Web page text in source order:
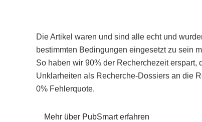
Die Artikel waren und sind alle echt und
bestimmten Bedingungen eingesetzt zu sein
So haben wir 90% der Recherchezeit
Unklarheiten als Recherche-Dossiers an die
0% Fehlerquote.
Mehr über PubSmart erfahren